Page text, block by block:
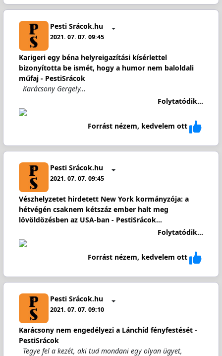
Pesti Srácok.hu
2021. 07. 07. 09:45
Karigeri egy béna helyreigazítási kísérlettel
bizonyította be ismét, hogy a humor nem baloldali
műfaj - PestiSrácok
Karácsony Gergely…
Folytatódik...
Forrást nézem, kedvelem ott
Pesti Srácok.hu
2021. 07. 07. 09:45
Vészhelyzetet hirdetett New York kormányzója: a
hétvégén csaknem kétszáz ember halt meg
lövöldözésben az USA-ban - PestiSrácok…
Folytatódik...
Forrást nézem, kedvelem ott
Pesti Srácok.hu
2021. 07. 07. 09:10
Karácsony nem engedélyezi a Lánchíd fényfestését -
PestiSrácok
Tegye fel a kezét, aki tud mondani egy olyan ügyet,